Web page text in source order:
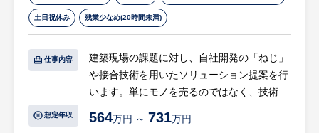
フル活用することで、お客様により付加価値
を提供しやすい環境です。
・ポジションの魅力：オフィス、リテール、
インダストリアル、ホテル、レジデンスなど
様々な種類の投資用不動産を取り扱うことが
の取引に偏ることなく経験値を上げることが
土日祝休み 残業少なめ(20時間未満)
仕事内容
建築現場の課題に対し、自社開発の「ねじ」
や接合技術を用いたソリューション提案を行
います。単にモノを売るのではなく、技術的
強い営業です。
想定年収 564万円 ～ 731万円